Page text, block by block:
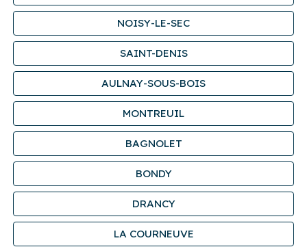
NOISY-LE-SEC
SAINT-DENIS
AULNAY-SOUS-BOIS
MONTREUIL
BAGNOLET
BONDY
DRANCY
LA COURNEUVE